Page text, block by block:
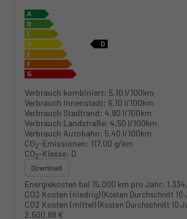
Verbrauch kombiniert: 5,10 l/100km
Verbrauch Innenstadt: 6,10 l/100km
Verbrauch Stadtrand: 4,90 l/100km
Verbrauch Landstraße: 4,50 l/100km
Verbrauch Autobahn: 5,40 l/100km
CO2-Emissionen: 117,00 g/km
CO2-Klasse: D
Download
Energiekosten bei 15.000 km pro Jahr:
CO2 Kosten (niedrig)(Kosten Durchschnitt 10
CO2 Kosten (mittel)(Kosten Durchschnitt 10
2.500,88 €